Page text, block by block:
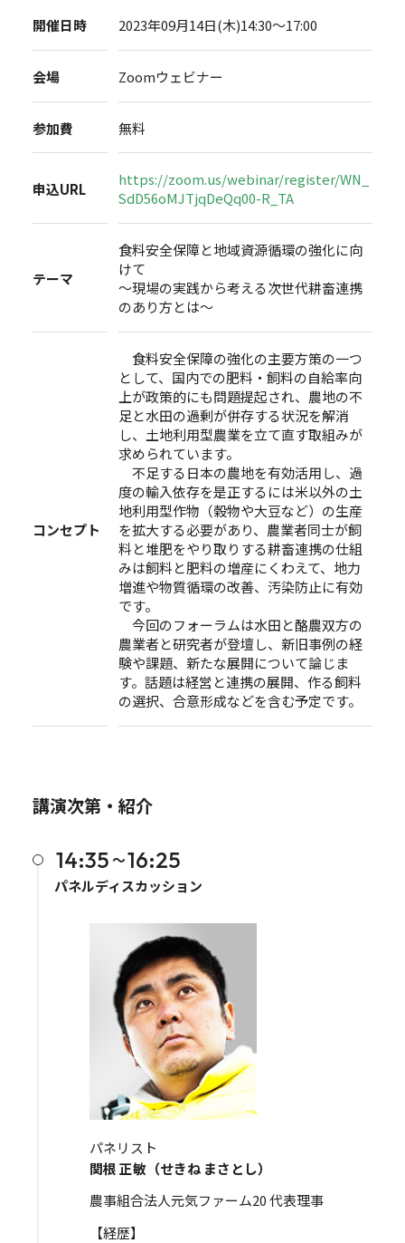
開催日時 2023年09月14日(木)14:30～17:00
会場 Zoomウェビナー
参加費 無料
申込URL
https://zoom.us/webinar/register/WN_
SdD56oMJTjqDeQq00-R_TA
テーマ
食料安全保障と地域資源循環の強化に向
けて
～現場の実践から考える次世代耕畜連携
のあり方とは～
コンセプト
食料安全保障の強化の主要方策の一つ
として、国内での肥料・飼料の自給率向
上が政策的にも問題提起され、農地の不
足と水田の過剰が併存する状況を解消
し、土地利用型農業を立て直す取組みが
求められています。
不足する日本の農地を有効活用し、過
度の輸入依存を是正するには米以外の土
地利用型作物（穀物や大豆など）の生産
を拡大する必要があり、農業者同士が飼
料と堆肥をやり取りする耕畜連携の仕組
みは飼料と肥料の増産にくわえて、地力
増進や物質循環の改善、汚染防止に有効
です。
今回のフォーラムは水田と酪農双方の
農業者と研究者が登壇し、新旧事例の経
験や課題、新たな展開について論じま
す。話題は経営と連携の展開、作る飼料
の選択、合意形成などを含む予定です。
講演次第・紹介
14:35〜16:25
パネルディスカッション
パネリスト
関根 正敏（せきね まさとし）
農事組合法人元気ファーム20 代表理事
【経歴】